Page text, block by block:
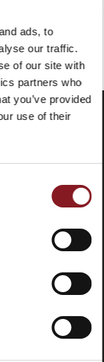
ads, to
our traffic.
of our site with
partners who
you’ve provided
use of their
catégorie